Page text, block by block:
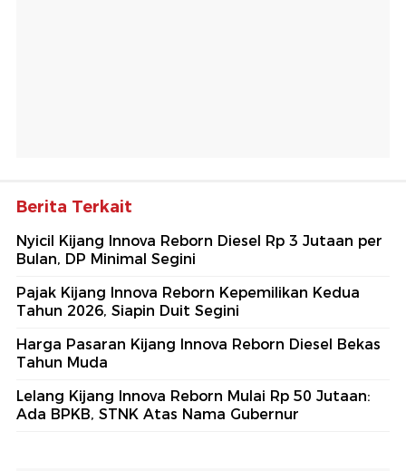
Berita Terkait
Nyicil Kijang Innova Reborn Diesel Rp 3 Jutaan per
Bulan, DP Minimal Segini
Pajak Kijang Innova Reborn Kepemilikan Kedua
Tahun 2026, Siapin Duit Segini
Harga Pasaran Kijang Innova Reborn Diesel Bekas
Tahun Muda
Lelang Kijang Innova Reborn Mulai Rp 50 Jutaan:
Ada BPKB, STNK Atas Nama Gubernur